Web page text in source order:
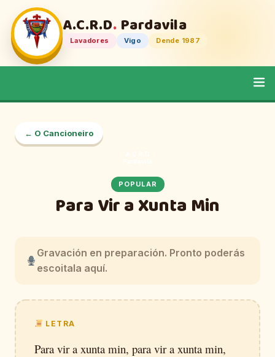
A.C.R.D. Pardavila
Lavadores Vigo Dende 1987
← O Cancioneiro
POPULAR
Para Vir a Xunta Min
Gravación en preparación. Pronto poderás
escoitala aquí.
LETRA
Para vir a xunta min, para vir a xunta min,